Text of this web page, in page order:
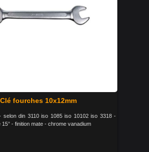
Clé fourches 10x12mm
selon din 3110 iso 1085 iso 10102 iso 3318 -
- finition mate - chrome vanadium